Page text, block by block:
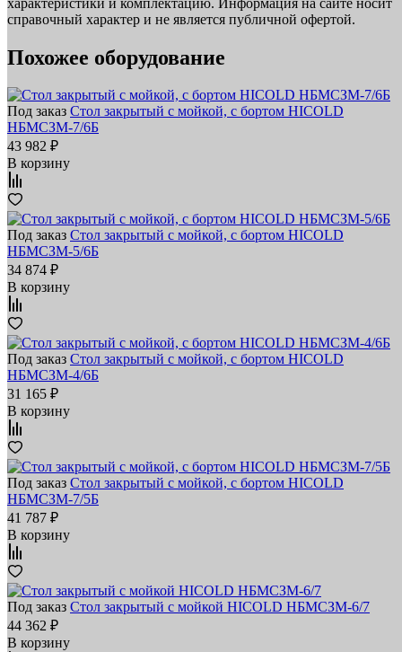
справочный характер и не является публичной офертой.
Похожее оборудование
Под заказ Стол закрытый с мойкой, с бортом HICOLD
НБМСЗМ-7/6Б
43 982 ₽
В корзину
Под заказ Стол закрытый с мойкой, с бортом HICOLD
НБМСЗМ-5/6Б
34 874 ₽
В корзину
Под заказ Стол закрытый с мойкой, с бортом HICOLD
НБМСЗМ-4/6Б
31 165 ₽
В корзину
Под заказ Стол закрытый с мойкой, с бортом HICOLD
НБМСЗМ-7/5Б
41 787 ₽
В корзину
Под заказ Стол закрытый с мойкой HICOLD НБМСЗМ-6/7
44 362 ₽
В корзину